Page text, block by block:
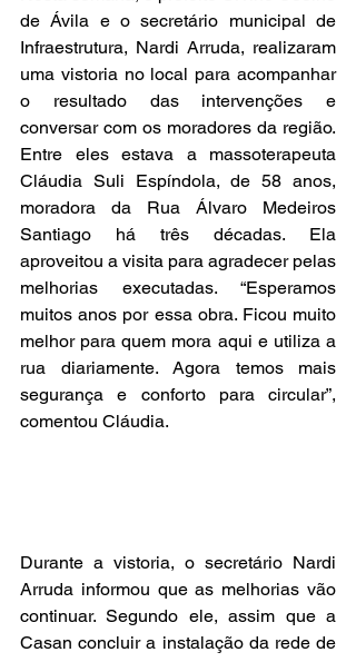
de Ávila e o secretário municipal de
Infraestrutura, Nardi Arruda, realizaram
uma vistoria no local para acompanhar
o resultado das intervenções e
conversar com os moradores da região.
Entre eles estava a massoterapeuta
Cláudia Suli Espíndola, de 58 anos,
moradora da Rua Álvaro Medeiros
Santiago há três décadas. Ela
aproveitou a visita para agradecer pelas
melhorias executadas. “Esperamos
muitos anos por essa obra. Ficou muito
melhor para quem mora aqui e utiliza a
rua diariamente. Agora temos mais
segurança e conforto para circular”,
comentou Cláudia.
Durante a vistoria, o secretário Nardi
Arruda informou que as melhorias vão
continuar. Segundo ele, assim que a
Casan concluir a instalação da rede de